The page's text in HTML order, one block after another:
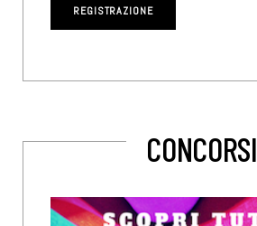
CONCORSI